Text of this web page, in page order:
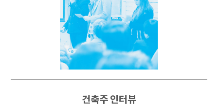
건축주 인터뷰